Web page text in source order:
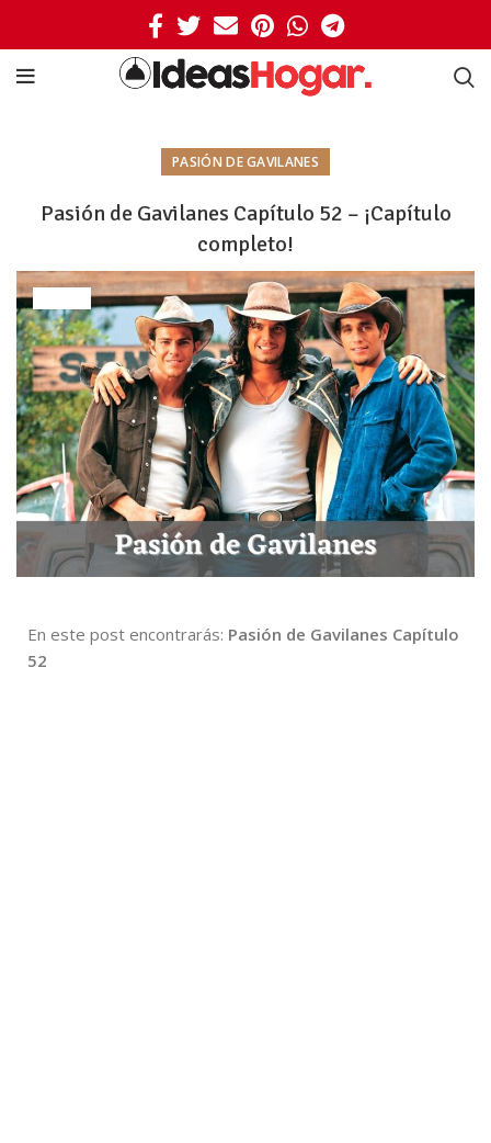
PASIÓN DE GAVILANES
Pasión de Gavilanes Capítulo 52 – ¡Capítulo
completo!
En este post encontrarás: Pasión de Gavilanes Capítulo
52